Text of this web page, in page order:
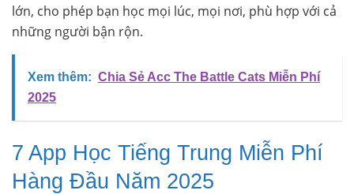
lớn, cho phép bạn học mọi lúc, mọi nơi, phù hợp với cả
những người bận rộn.
Xem thêm: Chia Sẻ Acc The Battle Cats Miễn Phí
2025
7 App Học Tiếng Trung Miễn Phí
Hàng Đầu Năm 2025